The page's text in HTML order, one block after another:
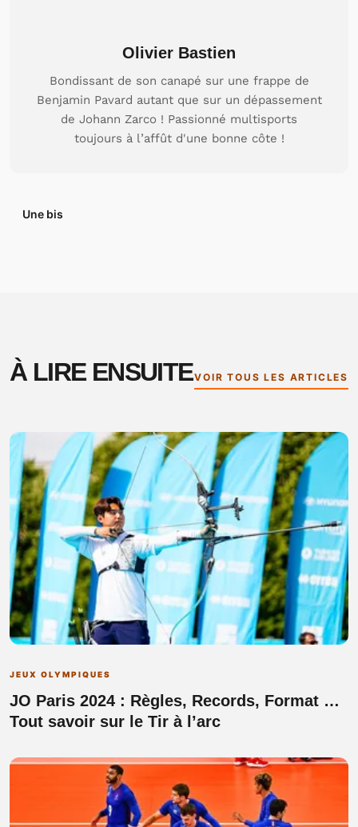
Olivier Bastien
Bondissant de son canapé sur une frappe de
Benjamin Pavard autant que sur un dépassement
de Johann Zarco ! Passionné multisports
toujours à l’affût d'une bonne côte !
Une bis
À LIRE ENSUITEVOIR TOUS LES ARTICLES
JEUX OLYMPIQUES
JO Paris 2024 : Règles, Records, Format …
Tout savoir sur le Tir à l’arc